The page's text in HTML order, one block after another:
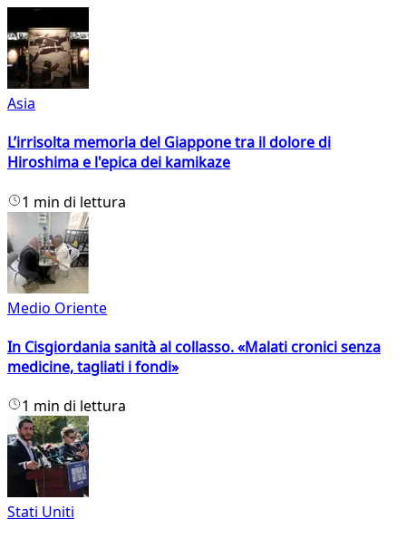
Asia
L’irrisolta memoria del Giappone tra il dolore di
Hiroshima e l'epica dei kamikaze
1 min di lettura
Medio Oriente
In Cisgiordania sanità al collasso. «Malati cronici senza
medicine, tagliati i fondi»
1 min di lettura
Stati Uniti